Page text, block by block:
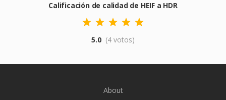
Calificación de calidad de HEIF a HDR
5.0 (4 votos)
About